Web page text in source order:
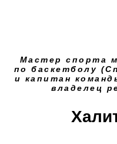
Мастер спорта
по баскетболу
и капитан
владелец